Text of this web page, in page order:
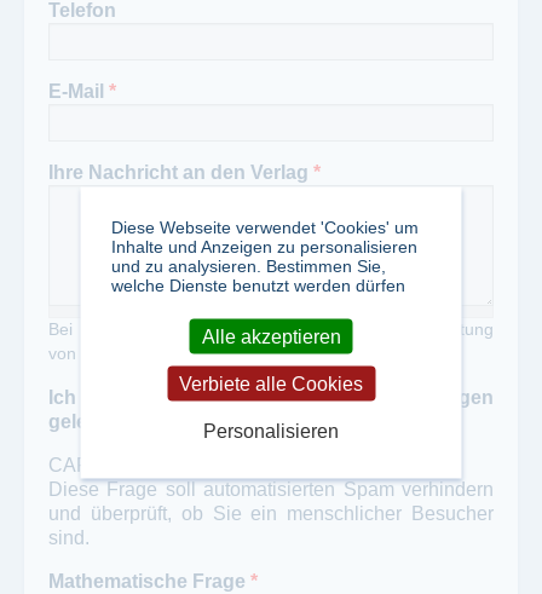
Telefon
E-Mail *
Ihre Nachricht an den Verlag *
Bei Zweckentfremdung unseres Portals zur Verbreitung
von Werbung erheben wir eine Gebühr von 50,- €
Ich habe die Datenschutzbestimmungen
gelesen und akzeptiert
CAPTCHA
Diese Frage soll automatisierten Spam verhindern
und überprüft, ob Sie ein menschlicher Besucher
sind.
Mathematische Frage *
Diese Webseite verwendet 'Cookies' um
Inhalte und Anzeigen zu personalisieren
und zu analysieren. Bestimmen Sie,
welche Dienste benutzt werden dürfen
Alle akzeptieren
Verbiete alle Cookies
Personalisieren